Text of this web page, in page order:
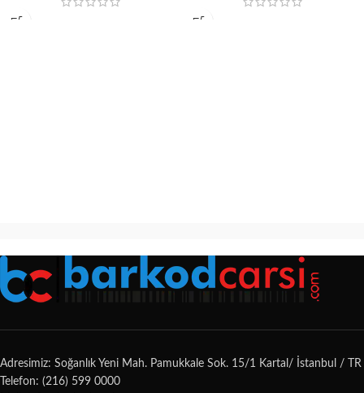
Adresimiz: Soğanlık Yeni Mah. Pamukkale Sok. 15/1 Kartal/ İstanbul / TR
Telefon: (216) 599 0000